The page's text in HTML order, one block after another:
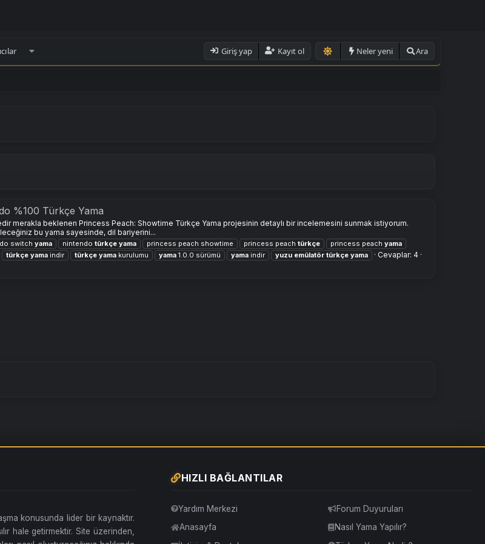
Giriş yap Kayıt ol Neler yeni Ara
%100 Türkçe Yama
merakla beklenen Princess Peach: Showtime Türkçe Yama projesinin detaylı bir incelemesini sunmak istiyorum.
bu yama sayesinde, dil bariyerini...
switch yama nintendo türkçe yama princess peach showtime princess peach türkçe princess peach yama
türkçe yama indir türkçe yama kurulumu yama 1.0.0 sürümü yama indir yuzu emülatör türkçe yama
Cevaplar: 4
konusunda lider bir kaynaktır.
hale getirmektir. Site üzerinden,
HIZLI BAĞLANTILAR
Yardım Merkezi
Anasayfa
Forum Duyuruları
Nasıl Yama Yapılır?